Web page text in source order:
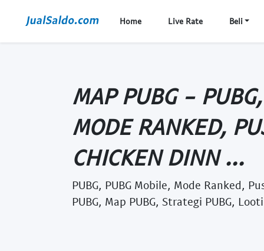
Home Live Rate Beli
MAP PUBG -
MODE RANKED,
CHICKEN DINN ...
PUBG, PUBG Mobile, Mode Ranked,
PUBG, Map PUBG, Strategi PUBG,